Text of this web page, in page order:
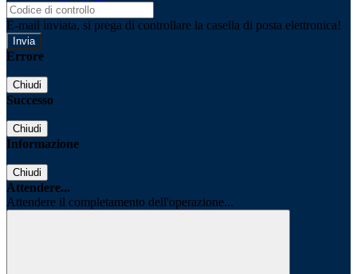
E-mail inviata, si prega di controllare la casella di posta elettronica!
Errore
Chiudi
Successo
Chiudi
Informazione
Chiudi
Attendere...
Attendere il completamento dell'operazione...